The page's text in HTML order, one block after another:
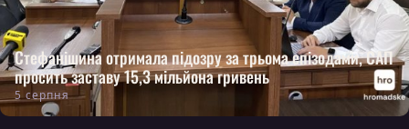
Стефанішина отримала підозру за трьома епізодами, САП
просить заставу 15,3 мільйона гривень
5 серпня